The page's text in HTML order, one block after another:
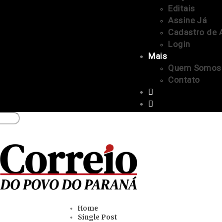
Editais
Assine Já
Cadastro de
Login
Mais
Quem Somos
Contato
Home
Single Post